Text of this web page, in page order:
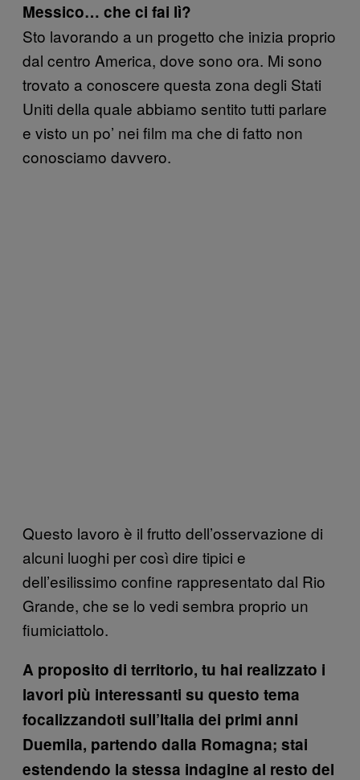
Messico… che ci fai lì?
Sto lavorando a un progetto che inizia proprio
dal centro America, dove sono ora. Mi sono
trovato a conoscere questa zona degli Stati
Uniti della quale abbiamo sentito tutti parlare
e visto un po’ nei film ma che di fatto non
conosciamo davvero.
Questo lavoro è il frutto dell’osservazione di
alcuni luoghi per così dire tipici e
dell’esilissimo confine rappresentato dal Rio
Grande, che se lo vedi sembra proprio un
fiumiciattolo.
A proposito di territorio, tu hai realizzato i
lavori più interessanti su questo tema
focalizzandoti sull’Italia dei primi anni
Duemila, partendo dalla Romagna; stai
estendendo la stessa indagine al resto del